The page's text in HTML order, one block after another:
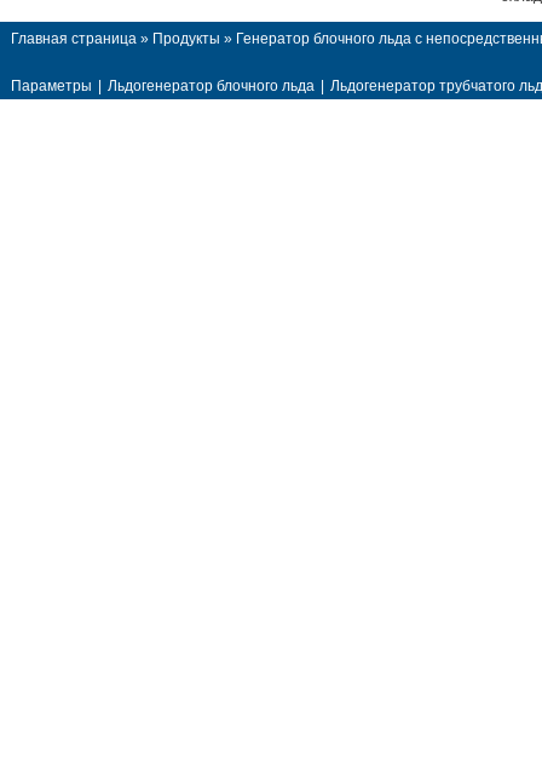
Главная страница» Продукты » Генератор блочного льда с
Параметры Льдогенератор блочного льда Льдогенератор трубчатого